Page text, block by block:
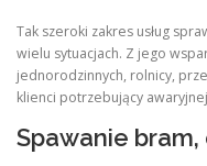
Tak szeroki zakres usług
wielu sytuacjach. Z jego
jednorodzinnych, rolnicy,
klienci potrzebujący
Spawanie